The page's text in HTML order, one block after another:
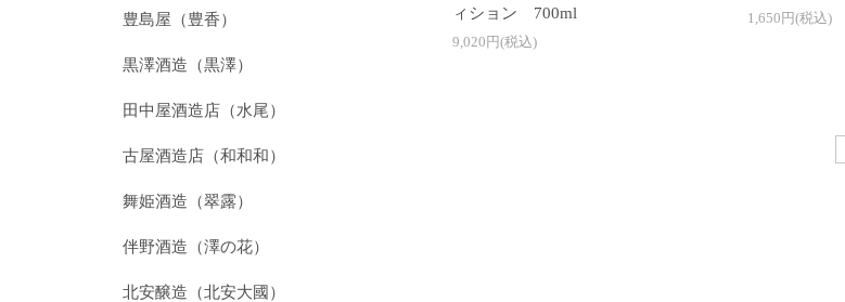
ィション 700ml
9,020円(税込)
1,650円(税込)
豊島屋（豊香）
黒澤酒造（黒澤）
田中屋酒造店（水尾）
古屋酒造店（和和和）
舞姫酒造（翠露）
伴野酒造（澤の花）
北安醸造（北安大國）